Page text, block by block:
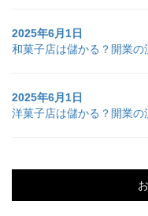
2025年6月1日
和菓子店は儲かる？開業の
2025年6月1日
洋菓子店は儲かる？開業の